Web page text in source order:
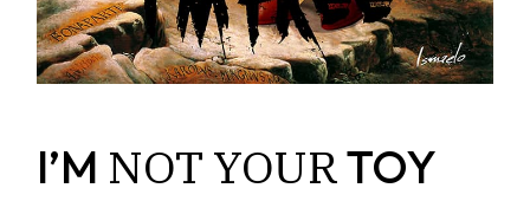
I’M NOT YOURTOY